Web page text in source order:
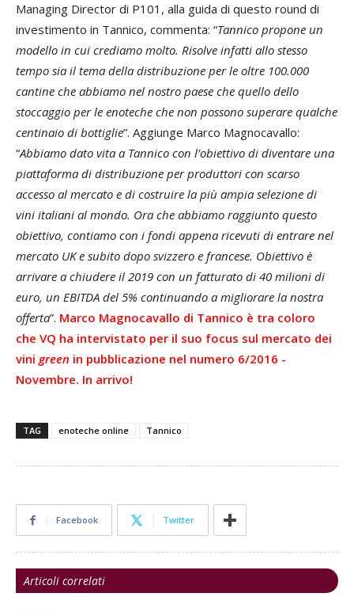
Managing Director di P101, alla guida di questo round di
investimento in Tannico, commenta: “Tannico propone un
modello in cui crediamo molto. Risolve infatti allo stesso
tempo sia il tema della distribuzione per le oltre 100.000
cantine che abbiamo nel nostro paese che quello dello
stoccaggio per le enoteche che non possono superare qualche
centinaio di bottiglie”. Aggiunge Marco Magnocavallo:
“Abbiamo dato vita a Tannico con l’obiettivo di diventare una
piattaforma di distribuzione per produttori con scarso
accesso al mercato e di costruire la più ampia selezione di
vini italiani al mondo. Ora che abbiamo raggiunto questo
obiettivo, contiamo con i fondi appena ricevuti di entrare nel
mercato UK e subito dopo svizzero e francese. Obiettivo è
arrivare a chiudere il 2019 con un fatturato di 40 milioni di
euro, un EBITDA del 5% continuando a migliorare la nostra
offerta”. Marco Magnocavallo di Tannico è tra coloro
che VQ ha intervistato per il suo focus sul mercato dei
vini green in pubblicazione nel numero 6/2016 -
Novembre. In arrivo!
TAG enoteche online Tannico
Facebook Twitter
Articoli correlati